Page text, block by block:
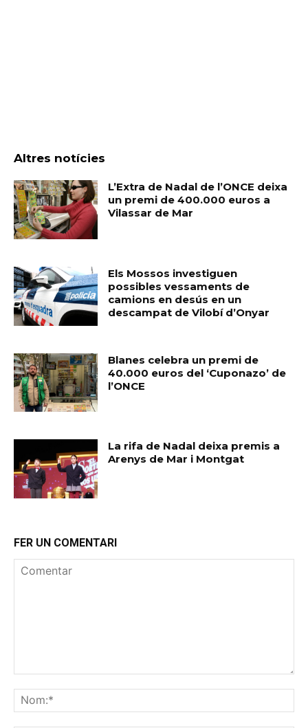
Altres notícies
L’Extra de Nadal de l’ONCE deixa
un premi de 400.000 euros a
Vilassar de Mar
Els Mossos investiguen
possibles vessaments de
camions en desús en un
descampat de Vilobí d’Onyar
Blanes celebra un premi de
40.000 euros del ‘Cuponazo’ de
l’ONCE
La rifa de Nadal deixa premis a
Arenys de Mar i Montgat
FER UN COMENTARI